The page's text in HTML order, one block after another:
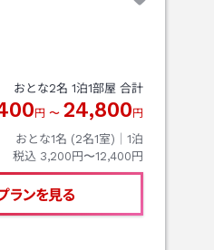
おとな2名 1泊1部屋 合計
円 〜 24,800 円
おとな1名 (2名1室)｜ 1泊
税込 3,200円〜12,400円
ランを見る